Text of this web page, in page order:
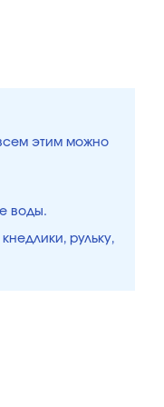
этим можно
воды.
рульку,